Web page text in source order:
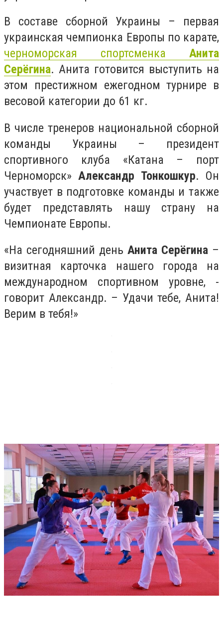
В составе сборной Украины – первая
украинская чемпионка Европы по карате,
черноморская спортсменка Анита
Серёгина. Анита готовится выступить на
этом престижном ежегодном турнире в
весовой категории до 61 кг.
В числе тренеров национальной сборной
команды Украины – президент
спортивного клуба «Катана – порт
Черноморск» Александр Тонкошкур. Он
участвует в подготовке команды и также
будет представлять нашу страну на
Чемпионате Европы.
«На сегодняшний день Анита Серёгина –
визитная карточка нашего города на
международном спортивном уровне, -
говорит Александр. – Удачи тебе, Анита!
Верим в тебя!»